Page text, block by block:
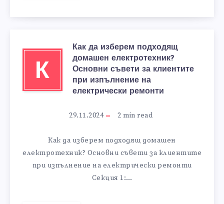
К
Как да изберем подходящ
домашен електротехник?
Основни съвети за клиентите
при изпълнение на
електрически ремонти
29.11.2024 2 min read
Как да изберем подходящ домашен
електротехник? Основни съвети за клиентите
при изпълнение на електрически ремонти
Секция 1:…